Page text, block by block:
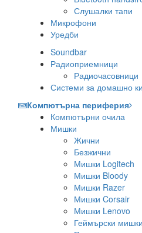
Слушалки тапи
Микрофони
Уредби
Soundbar
Радиоприемници
Радиочасовници
Системи за домашно
Компютърна периферия
Компютърни очила
Мишки
Жични
Безжични
Мишки Logitech
Мишки Bloody
Мишки Razer
Мишки Corsair
Мишки Lenovo
Геймърски мишки